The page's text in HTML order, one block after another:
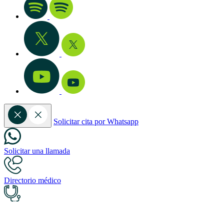
Solicitar cita por Whatsapp
Solicitar una llamada
Directorio médico